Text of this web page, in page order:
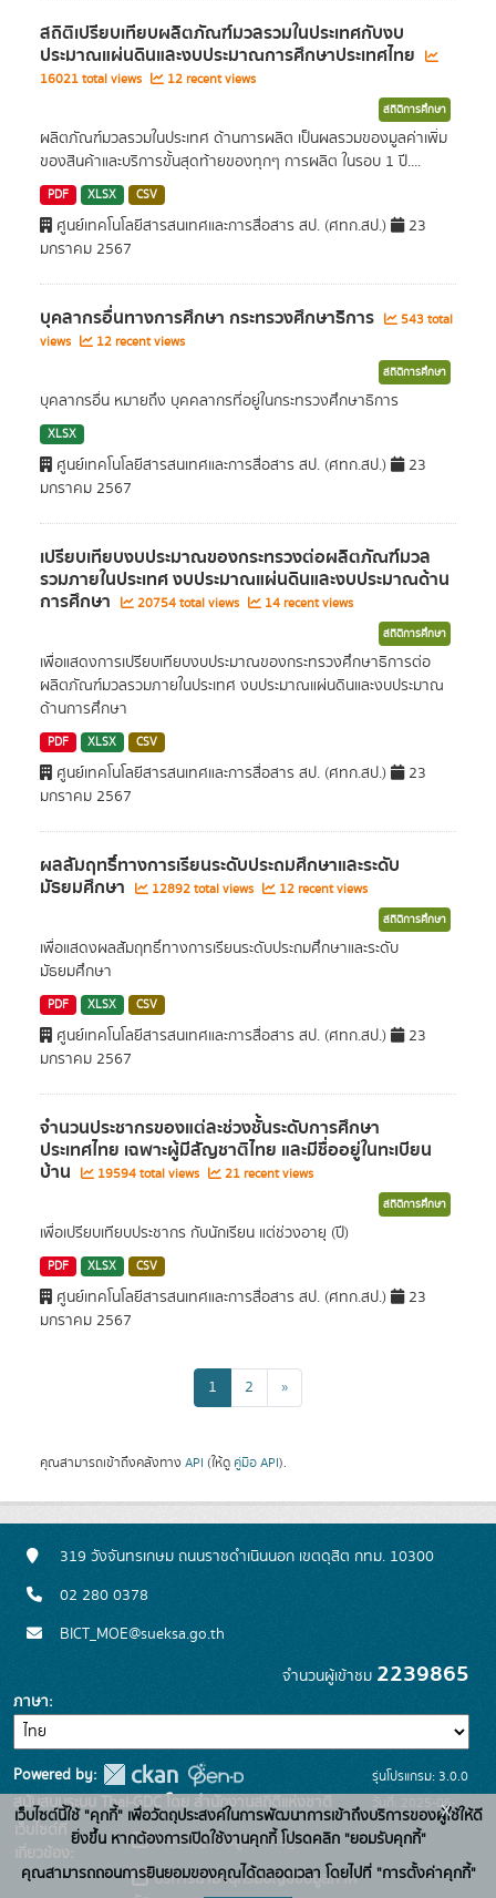
สถิติเปรียบเทียบผลิตภัณฑ์มวลรวมในประเทศกับงบ
ประมาณแผ่นดินและงบประมาณการศึกษาประเทศไทย
16021 total views 12 recent views
สถิติการศึกษา
ผลิตภัณฑ์มวลรวมในประเทศ ด้านการผลิต เป็นผลรวมของมูลค่าเพิ่ม
ของสินค้าและบริการขั้นสุดท้ายของทุกๆ การผลิต ในรอบ 1 ปี....
PDF XLSX CSV
ศูนย์เทคโนโลยีสารสนเทศและการสื่อสาร สป. (ศทก.สป.)
23
มกราคม 2567
บุคลากรอื่นทางการศึกษา กระทรวงศึกษาธิการ
543 total
views
12 recent views
สถิติการศึกษา
บุคลากรอื่น หมายถึง บุคคลากรที่อยู่ในกระทรวงศึกษาธิการ
XLSX
ศูนย์เทคโนโลยีสารสนเทศและการสื่อสาร สป. (ศทก.สป.)
23
มกราคม 2567
เปรียบเทียบงบประมาณของกระทรวงต่อผลิตภัณฑ์มวล
รวมภายในประเทศ งบประมาณแผ่นดินและงบประมาณด้าน
การศึกษา 20754 total views 14 recent views
สถิติการศึกษา
เพื่อแสดงการเปรียบเทียบงบประมาณของกระทรวงศึกษาธิการต่อ
ผลิตภัณฑ์มวลรวมภายในประเทศ งบประมาณแผ่นดินและงบประมาณ
ด้านการศึกษา
PDF XLSX CSV
ศูนย์เทคโนโลยีสารสนเทศและการสื่อสาร สป. (ศทก.สป.)
23
มกราคม 2567
ผลสัมฤทธิ์ทางการเรียนระดับประถมศึกษาและระดับ
มัธยมศึกษา 12892 total views 12 recent views
สถิติการศึกษา
เพื่อแสดงผลสัมฤทธิ์ทางการเรียนระดับประถมศึกษาและระดับ
มัธยมศึกษา
PDF XLSX CSV
ศูนย์เทคโนโลยีสารสนเทศและการสื่อสาร สป. (ศทก.สป.)
23
มกราคม 2567
จำนวนประชากรของแต่ละช่วงชั้นระดับการศึกษา
ประเทศไทย เฉพาะผู้มีสัญชาติไทย และมีชื่ออยู่ในทะเบียน
บ้าน 19594 total views 21 recent views
สถิติการศึกษา
เพื่อเปรียบเทียบประชากร กับนักเรียน แต่ช่วงอายุ (ปี)
PDF XLSX CSV
ศูนย์เทคโนโลยีสารสนเทศและการสื่อสาร สป. (ศทก.สป.)
23
มกราคม 2567
1 2 »
คุณสามารถเข้าถึงคลังทาง API (ให้ดู คู่มือ API).
319 วังจันทรเกษม ถนนราชดำเนินนอก เขตดุสิต กทม. 10300
02 280 0378
BICT_MOE@sueksa.go.th
จำนวนผู้เข้าชม 2239865
ภาษา
Powered by:
สนับสนุนระบบ Thai-GDC โดย สำนักงานสถิติแห่งชาติ
เว็บไซต์ที่
เกี่ยวข้อง:
ระบบบัญชีข้อมูลภาครัฐ
บริการนามานุกรมบัญชีข้อมูลภาค
รุ่นโปรแกรม: 3.0.0
วันที่: 2025-06-
26
เว็บไซต์นี้ใช้ "คุกกี้" เพื่อวัตถุประสงค์ในการพัฒนาการเข้าถึงบริการของผู้ใช้ให้ดี
ยิ่งขึ้น หากต้องการเปิดใช้งานคุกกี้ โปรดคลิก "ยอมรับคุกกี้"
คุณสามารถถอนการยินยอมของคุณได้ตลอดเวลา โดยไปที่ "การตั้งค่าคุกกี้"
x